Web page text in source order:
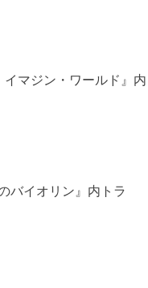
マジン・ワールド』
バイオリン』内トラ